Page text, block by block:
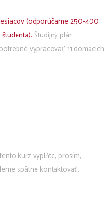
(odporúčame 250-400
Študijný plán
vypracovať 11 domácich
kurz vyplňte, prosím,
spätne kontaktovať.